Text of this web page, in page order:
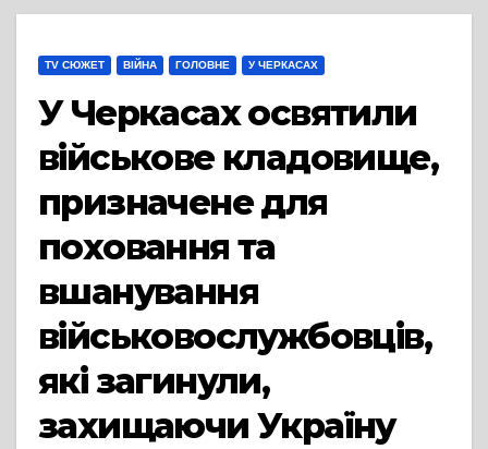
TV СЮЖЕТ ВІЙНА ГОЛОВНЕ У ЧЕРКАСАХ
У Черкасах освятили
військове кладовище,
призначене для
поховання та
вшанування
військовослужбовців,
які загинули,
захищаючи Україну